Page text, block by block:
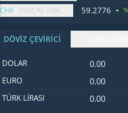
CHF İSVIÇRE FRANGI 59.2776
DÖVİZ ÇEVİRİCİ
İsimDeğer
DOLAR Dolar
EURO Euro
TÜRK LIRASI Türk